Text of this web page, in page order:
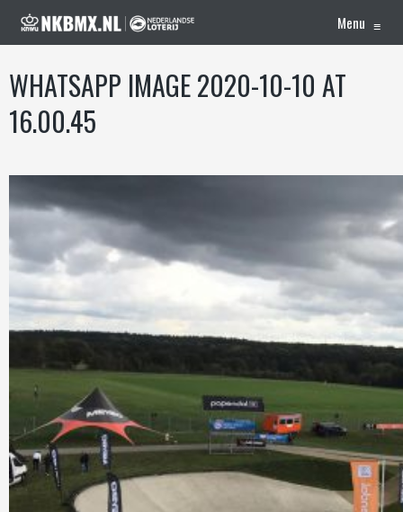
Menu ≡
WHATSAPP IMAGE 2020-10-10 AT
16.00.45